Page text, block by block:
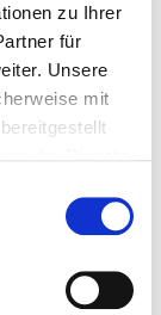
zu Ihrer
für
Unsere
mit